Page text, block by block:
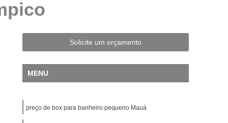
ABC
Box de Vidro para Banheiro
Vidro para Banheiro Pequeno
para Banheiro Santo André
Banheiro São Bernardo do Campo
Box para Banheiro de Vidro
Solicite um orçamento
MENU
preço de box para banheiro pequeno Mauá